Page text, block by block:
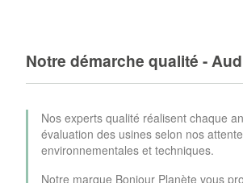
Notre démarche qualité -
Nos experts qualité réalisent chaque
évaluation des usines selon nos
environnementales et techniques.
Notre marque Bonjour Planète vous